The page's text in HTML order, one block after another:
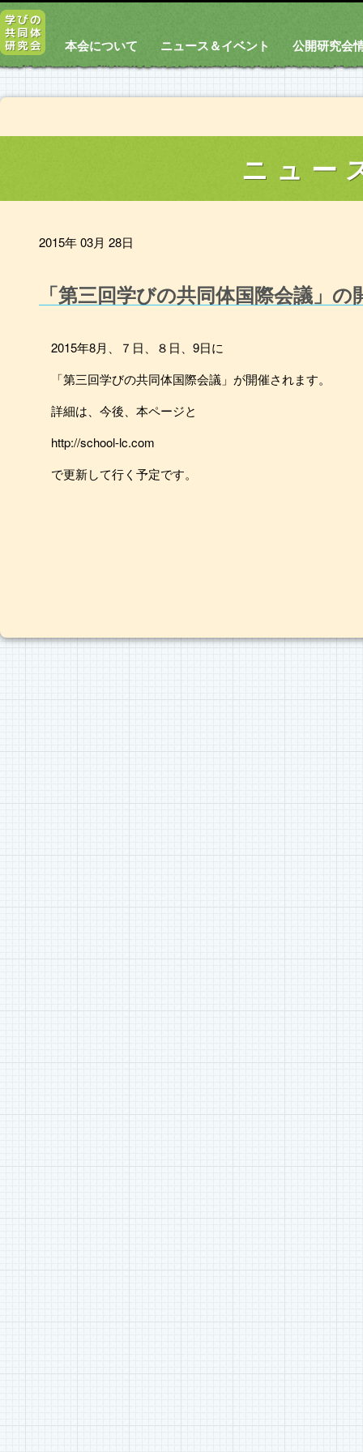
本会について ニュース＆イベント 公開研究会
ニュー
2015年 03月 28日
「第三回学びの共同体国際会議」の
2015年8月、７日、８日、9日に
「第三回学びの共同体国際会議」が開催されます。
詳細は、今後、本ページと
http://school-lc.com
で更新して行く予定です。